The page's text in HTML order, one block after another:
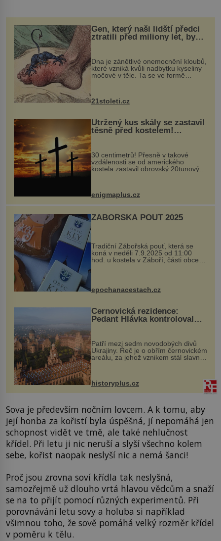
Gen, který naši lidští předci
ztratili před miliony let, by
mohl pomoci s léčbou
„nemoci králů“
Dna je zánětlivé onemocnění kloubů,
které vzniká kvůli nadbytku kyseliny
močové v těle. Ta se ve formě
nohou, a způsobuje bole...
21stoleti.cz
Utržený kus skály se zastavil
těsně před kostelem!
Ochránila ho boží síla?
30 centimetrů! Přesně v takové
vzdálenosti se od amerického
kostela zastavil obrovský 20tunový
...
enigmaplus.cz
ZÁBOŘSKÁ POUŤ 2025
Tradiční Zábořská pouť, která se
koná v neděli 7.9.2025 od 11:00
hod. u kostela v Záboří, části obce
Kly u Mělníka. V programu naleznete
komentovanou prohlídku kostela,
epochanacestach.cz
Černovická rezidence:
Pedant Hlávka kontroloval
Patří mezi sedm novodobých divů
Ukrajiny. Řeč je o obřím černovickém
areálu, za jehož vznikem stál slavný
český architekt Josef Hlávka. Ten si
na něm dal mimořádně záležet. Jeho
historyplus.cz
Sova je především nočním lovcem. A k tomu, aby
její honba za kořistí byla úspěšná, jí nepomáhá jen
schopnost vidět ve tmě, ale také nehlučnost
křídel. Při letu ji nic neruší a slyší všechno kolem
sebe, kořist naopak neslyší nic a nemá šanci!
Proč jsou zrovna soví křídla tak neslyšná,
samozřejmě už dlouho vrtá hlavou vědcům a snaží
se na to přijít pomocí různých experimentů. Při
porovnávání letu sovy a holuba si například
všimnou toho, že sově pomáhá velký rozměr křídel
v poměru k tělu.